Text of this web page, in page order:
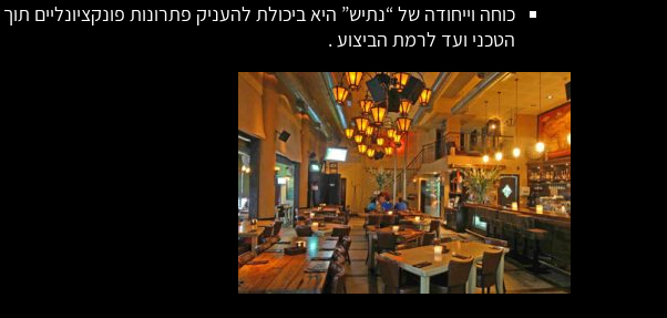
כוחה וייחודה של “נתיש” היא ביכולת להעניק פתרונות פונקציונליים
הטכני ועד לרמת הביצוע .